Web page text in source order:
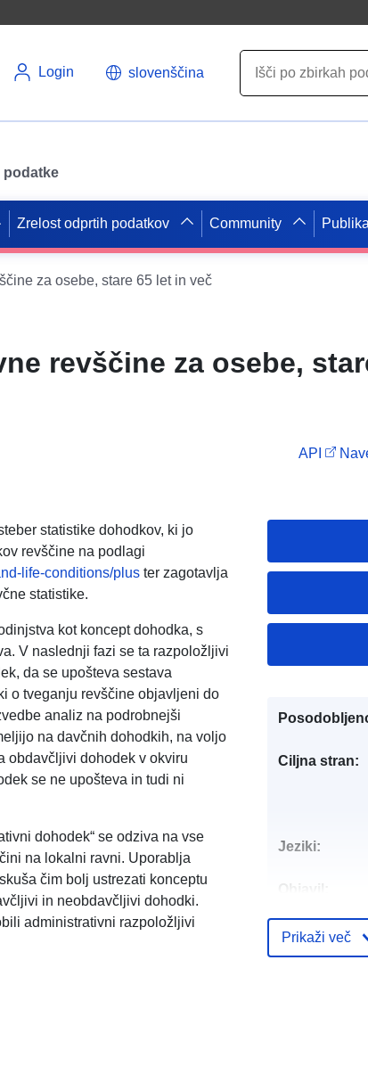
Login slovenščina
podatke
Zrelost odprtih podatkov Community
za osebe, stare 65 let in več
revščine za osebe,
API
statistike dohodkov, ki jo
revščine na podlagi
life-conditions/plus ter zagotavlja
statistike.
kot koncept dohodka, s
V naslednji fazi se ta razpoložljivi
da se upošteva sestava
o tveganju revščine objavljeni do
analiz na podrobnejši
na davčnih dohodkih, na voljo
obdavčljivi dohodek v okviru
se ne upošteva in tudi ni
dohodek“ se odziva na vse
na lokalni ravni. Uporablja
čim bolj ustrezati konceptu
in neobdavčljivi dohodki.
administrativni razpoložljivi
Ciljna stran:
Jeziki:
Kontaktne
Prikaži več